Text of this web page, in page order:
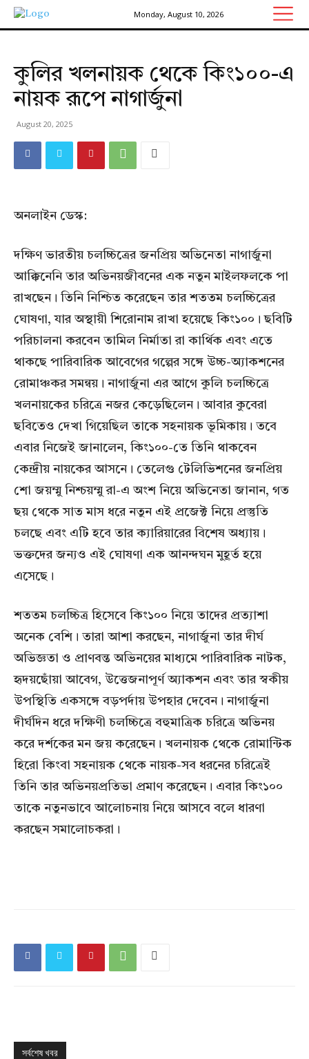
Monday, August 10, 2026
কুলির খলনায়ক থেকে কিং১০০-এ
নায়ক রূপে নাগার্জুনা
August 20, 2025
অনলাইন ডেস্ক:
দক্ষিণ ভারতীয় চলচ্চিত্রের জনপ্রিয় অভিনেতা নাগার্জুনা
আক্কিনেনি তার অভিনয়জীবনের এক নতুন মাইলফলকে পা
রাখছেন। তিনি নিশ্চিত করেছেন তার শততম চলচ্চিত্রের
ঘোষণা, যার অস্থায়ী শিরোনাম রাখা হয়েছে কিং১০০। ছবিটি
পরিচালনা করবেন তামিল নির্মাতা রা কার্থিক এবং এতে
থাকছে পারিবারিক আবেগের গল্পের সঙ্গে উচ্চ-অ্যাকশনের
রোমাঞ্চকর সমন্বয়। নাগার্জুনা এর আগে কুলি চলচ্চিত্রে
খলনায়কের চরিত্রে নজর কেড়েছিলেন। আবার কুবেরা
ছবিতেও দেখা গিয়েছিল তাকে সহনায়ক ভূমিকায়। তবে
এবার নিজেই জানালেন, কিং১০০-তে তিনি থাকবেন
কেন্দ্রীয় নায়কের আসনে। তেলেগু টেলিভিশনের জনপ্রিয়
শো জয়ম্মু নিশ্চয়ম্মু রা-এ অংশ নিয়ে অভিনেতা জানান, গত
ছয় থেকে সাত মাস ধরে নতুন এই প্রজেক্ট নিয়ে প্রস্তুতি
চলছে এবং এটি হবে তার ক্যারিয়ারের বিশেষ অধ্যায়।
ভক্তদের জন্যও এই ঘোষণা এক আনন্দঘন মুহূর্ত হয়ে
এসেছে।
শততম চলচ্চিত্র হিসেবে কিং১০০ নিয়ে তাদের প্রত্যাশা
অনেক বেশি। তারা আশা করছেন, নাগার্জুনা তার দীর্ঘ
অভিজ্ঞতা ও প্রাণবন্ত অভিনয়ের মাধ্যমে পারিবারিক নাটক,
হৃদয়ছোঁয়া আবেগ, উত্তেজনাপূর্ণ অ্যাকশন এবং তার স্বকীয়
উপস্থিতি একসঙ্গে বড়পর্দায় উপহার দেবেন। নাগার্জুনা
দীর্ঘদিন ধরে দক্ষিণী চলচ্চিত্রে বহুমাত্রিক চরিত্রে অভিনয়
করে দর্শকের মন জয় করেছেন। খলনায়ক থেকে রোমান্টিক
হিরো কিংবা সহনায়ক থেকে নায়ক-সব ধরনের চরিত্রেই
তিনি তার অভিনয়প্রতিভা প্রমাণ করেছেন। এবার কিং১০০
তাকে নতুনভাবে আলোচনায় নিয়ে আসবে বলে ধারণা
করছেন সমালোচকরা।
সর্বশেষ খবর